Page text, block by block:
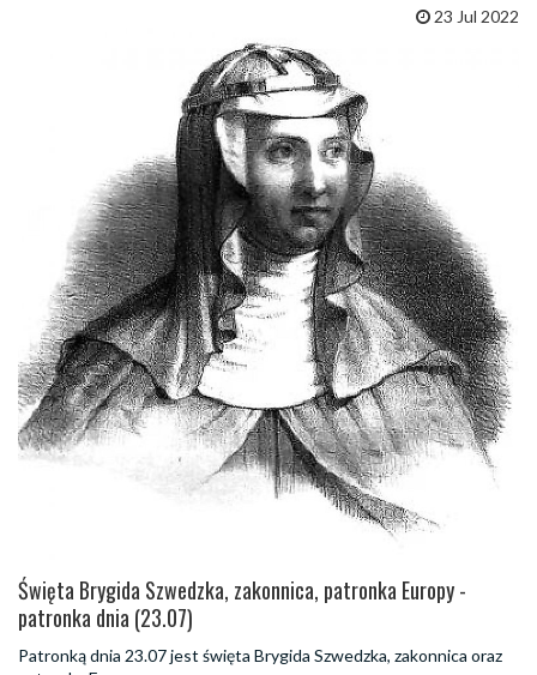
23 Jul 2022
Święta Brygida Szwedzka, zakonnica, patronka Europy -
patronka dnia (23.07)
Patronką dnia 23.07 jest święta Brygida Szwedzka, zakonnica oraz